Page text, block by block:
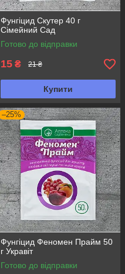
Фунгіцид Скутер 40 г
Сімейний Сад
Готово до відправки
15 ₴ 21 ₴
Купити
–25%
Фунгіцид Феномен Прайм 50
г Укравіт
Готово до відправки